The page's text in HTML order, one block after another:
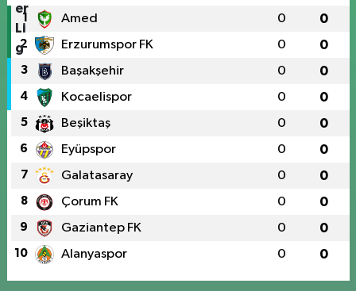
1 Amed 0 0
2 Erzurumspor FK 0 0
3 Başakşehir 0 0
4 Kocaelispor 0 0
5 Beşiktaş 0 0
6 Eyüpspor 0 0
7 Galatasaray 0 0
8 Çorum FK 0 0
9 Gaziantep FK 0 0
10 Alanyaspor 0 0